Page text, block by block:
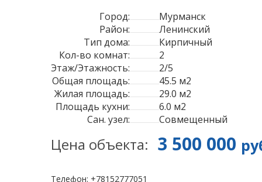
Город:
Мурманск
Район:
Ленинский
Тип дома:
Кирпичный
Кол-во комнат:
2
Этаж/Этажность:
2/5
Общая площадь:
45.5 м2
Жилая площадь:
29.0 м2
Площадь кухни:
6.0 м2
Сан. узел:
Совмещенный
Цена объекта: 3 500 000
Телефон: +78152777051